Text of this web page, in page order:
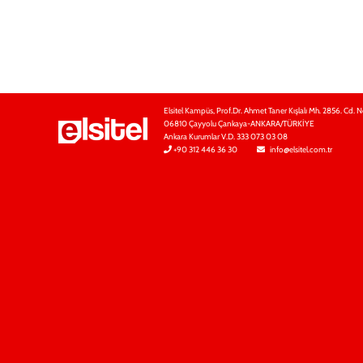
Elsitel Kampüs, Prof.Dr. Ahmet Taner Kışlalı Mh. 2856. Cd.
06810 Çayyolu Çankaya-ANKARA/TÜRKİYE
Ankara Kurumlar V.D. 333 073 03 08
+90 312 446 36 30
info@elsitel.com.tr